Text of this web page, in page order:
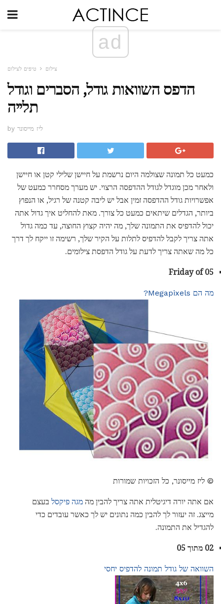
ad
צילום טיפים לצילום
הדפס השוואות גודל, הסברים וגודל
תלייה
by ליז מייסונר
כמעט כל תמונה שצולמה היום נרשמת על חיישן שלילי קטן או חיישן
ולאחר מכן מוגדל לגודל ההדפסה הרצוי. יש מערך מסחרר כמעט של
אפשרויות גודל ההדפסה זמין אבל יש ליבה קטנה של רגיל, או הנפוץ
ביותר, הגדלים שיתאים כמעט כל צורך. מאת להחליט איך גדול אתה
יכול להדפיס את התמונה שלך, מה יהיה קצוץ החוצה, עד כמה גדול
אתה צריך לקבל להדפיס לתלות על הקיר שלך, רשימה זו ייקח לך דרך
כל מה שאתה צריך לדעת על גודל הדפסת צילומים.
Friday of 05
מה הם Megapixels?
© ליז מייסונר, כל הזכויות שמורות
אם אתה יורה דיגיטלית אתה צריך להבין מה מגה פיקסל בעצם
מייצג. זה יעזור לך להבין כמה נתונים יש לך כאשר עובדים כדי
להגדיל את התמונה.
02 מתוך 05
השוואה של גודל תמונה להדפיס יחסי